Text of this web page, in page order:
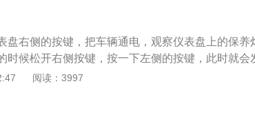
1000km的话，保养灯就会一直亮着。第一种办法就
做保养，维修人员会使用汽车电脑检测仪来进行复
保养，然后自行复位保养灯。当我们发现雪铁龙爱
尽快去做保养了，我们也有这么一句汽车七分养三
车子处在一个良好的状态，尽可能避免行驶时出现故
盘右侧的按键，把车辆通电，观察仪表盘上的保养
时候松开右侧按键，按一下左侧的按键，此时就会
，然后将机动车辆关闭，重新启动后可以使用。启动
和保养，车辆保养之后保养灯会被清除，如果车主此
辆的保养灯先归零，然后自行记住保养公里数，等到
阅读：3997